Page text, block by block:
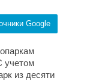
Google
учетом
из десяти